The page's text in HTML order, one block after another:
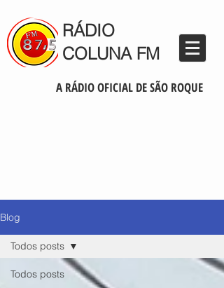
RÁDIO
COLUNA FM
A RÁDIO OFICIAL DE SÃO ROQUE
Blog
Todos posts
Todos posts